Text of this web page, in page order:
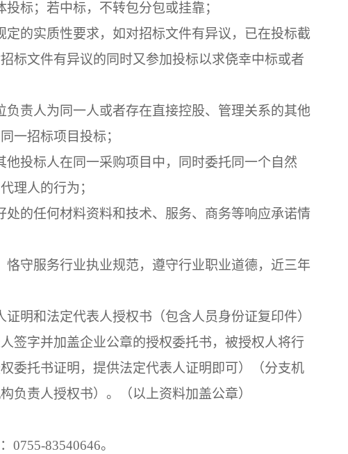
标；若中标，不转包分包或挂靠；
的实质性要求，如对招标文件有异议，已在投标截
标文件有异议的同时又参加投标以求侥幸中标或者
责人为同一人或者存在直接控股、管理关系的其他
一招标项目投标；
投标人在同一采购项目中，同时委托同一个自然
理人的行为；
的任何材料资料和技术、服务、商务等响应承诺情
守服务行业执业规范，遵守行业职业道德，近三年
明和法定代表人授权书（包含人员身份证复印件）
签字并加盖企业公章的授权委托书，被授权人将行
委托书证明，提供法定代表人证明即可）（分支机
负责人授权书）。（以上资料加盖公章）
0755-83540646。